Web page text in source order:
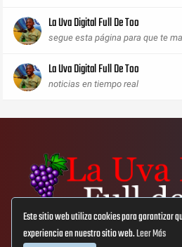
Este sitio web utiliza cookies para garantizar
experiencia en nuestro sitio web.Leer Más
La Uva Digital Full De Too
segue esta página para que te
La Uva Digital Full De Too
noticias en tiempo real